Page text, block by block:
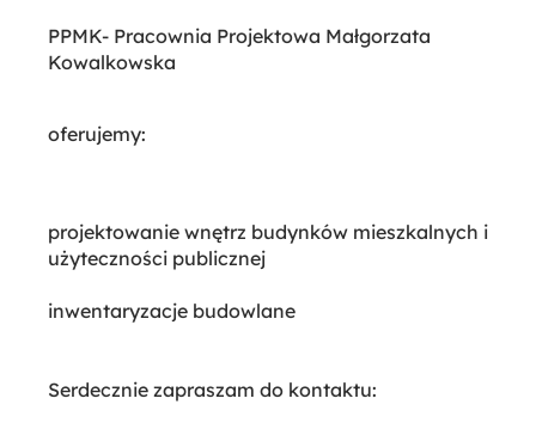
PPMK- Pracownia Projektowa Małgorzata
Kowalkowska
oferujemy:
projektowanie wnętrz budynków mieszkalnych i
użyteczności publicznej
inwentaryzacje budowlane
Serdecznie zapraszam do kontaktu: